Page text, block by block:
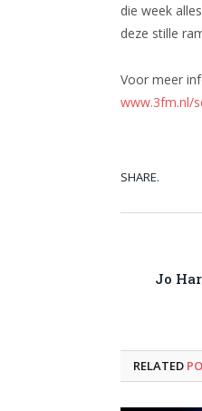
die week
deze stille
Voor meer
www.3fm.nl/
SHARE.
Jo
RELATED